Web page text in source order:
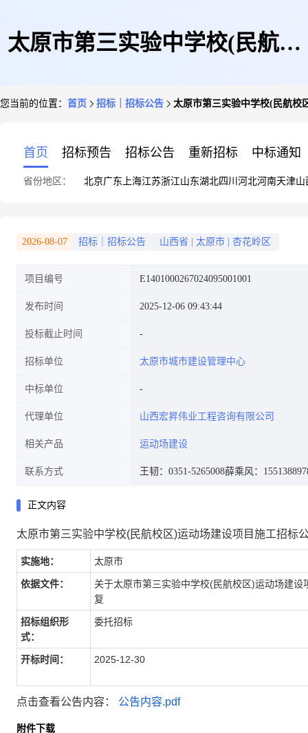
太原市第三实验中学校(民航校
您当前的位置： 首页 招标｜招标公告 太原市第三实验中学校(民航校
首页 招标预告 招标公告 重新招标 中标通知
省份地区： 北京广东 上海江苏浙江山东湖北四川 河北河南天津山
2026-08-07 招标｜招标公告 山西省 太原市 杏花岭区
项目编号 E1401000267024095001001
发布时间 2025-12-06 09:43:44
投标截止时间
招标单位 太原市城市建设管理中心
中标单位
代理单位 山西宏昇伟业工程咨询有限公司
相关产品 运动场建设
联系方式 王韧：0351-5265008薛乘风：
正文内容
太原市第三实验中学校(民航校区)运动场建设项目施工招标
实施地： 太原市
依据文件：
关于太原市第三实验中学校(民航校区)运动场建设
复
招标组织形
式：
委托招标
开标时间： 2025-12-30
点击查看公告内容： 公告内容.pdf
附件下载